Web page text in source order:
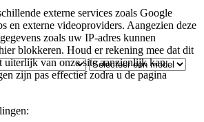
externe services zoals Google
en externe videoproviders. Aangezien deze
zoals uw IP-adres kunnen
blokkeren. Houd er rekening mee dat dit
uiterlijk van onze site aanzienlijk kan
zijn pas effectief zodra u de pagina